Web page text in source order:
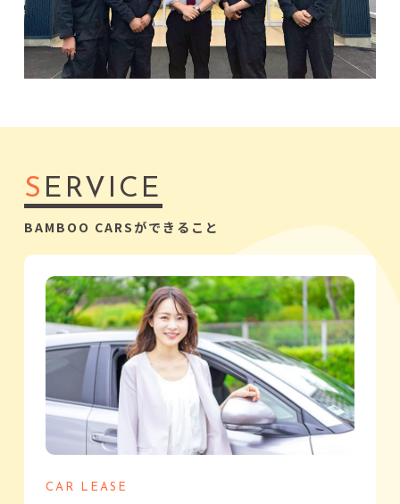
S ERVICE
BAMBOO CARSができること
CAR LEASE